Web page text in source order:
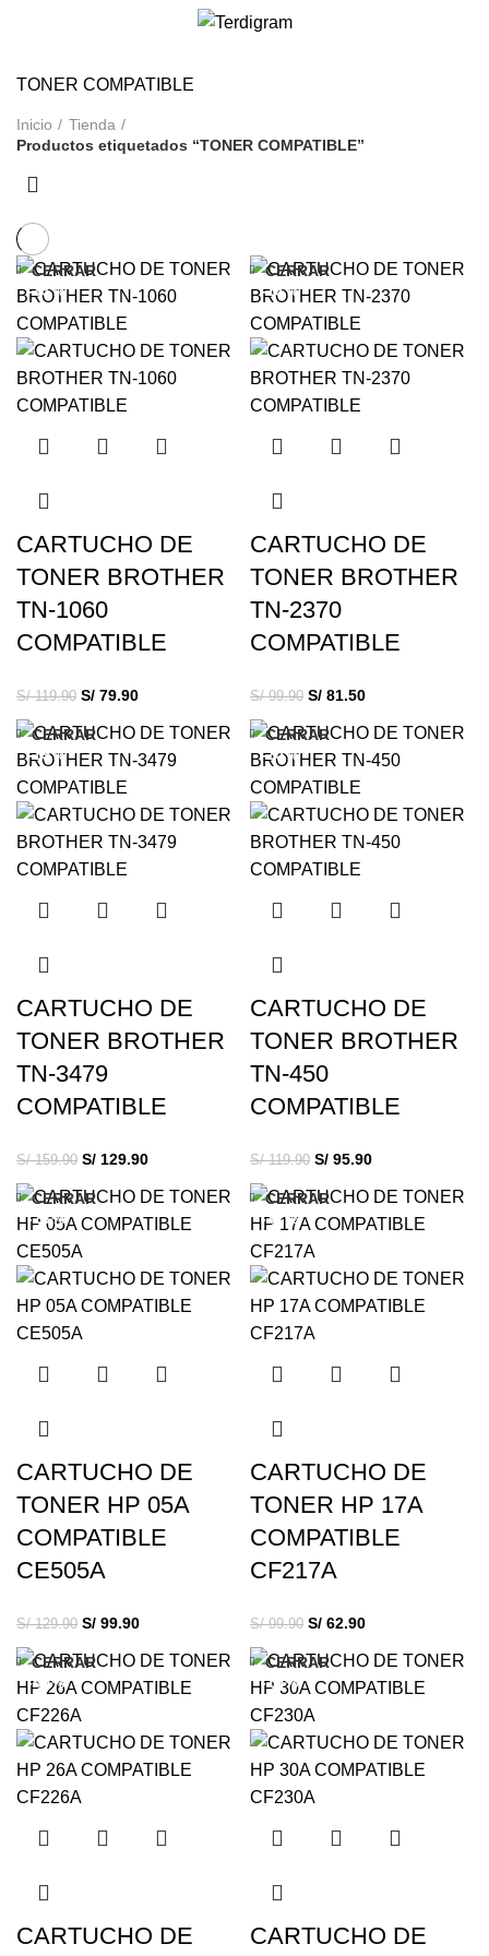
TONER COMPATIBLE
Inicio
Tienda
Productos etiquetados “TONER COMPATIBLE”
-33%
CERRAR
CARTUCHO DE
TONER BROTHER
TN-1060
COMPATIBLE
S/119.90 S/ 79.90
-18%
CERRAR
CARTUCHO DE
TONER BROTHER
TN-2370
COMPATIBLE
S/99.90 S/ 81.50
-19%
CERRAR
CARTUCHO DE
TONER BROTHER
TN-3479
COMPATIBLE
S/159.90 S/ 129.90
-20%
CERRAR
CARTUCHO DE
TONER BROTHER
TN-450
COMPATIBLE
S/119.90 S/ 95.90
-23%
CERRAR
CARTUCHO DE
TONER HP 05A
COMPATIBLE
CE505A
S/129.90 S/ 99.90
-37%
CERRAR
CARTUCHO DE
TONER HP 17A
COMPATIBLE
CF217A
S/99.90 S/ 62.90
-50%
CERRAR
CARTUCHO DE
-10%
CERRAR
CARTUCHO DE